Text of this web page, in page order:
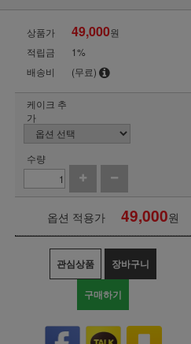
상품가 49,000원
적립금
1%
배송비
(무료)
케이크 추
가
수량
옵션 적용가 49,000원
관심상품 장바구니
구매하기